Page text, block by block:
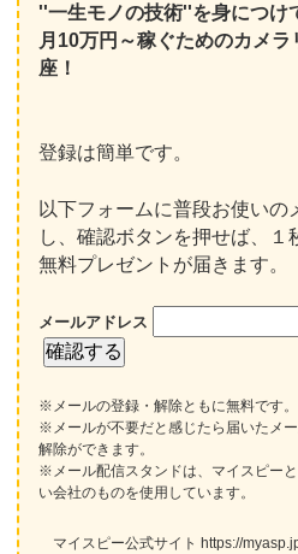
''一生モノの技術''を身につけ
月10万円～稼ぐためのカメ
座！
登録は簡単です。
以下フォームに普段お使いの
し、確認ボタンを押せば、１
無料プレゼントが届きます。
メールアドレス
※メールの登録・解除ともに無料です。
※メールが不要だと感じたら届いたメ
解除ができます。
※メール配信スタンドは、マイスピー
い会社のものを使用しています。
マイスピー公式サイト https://